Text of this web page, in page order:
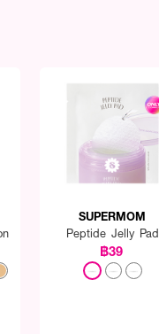
SUPERMOM
Peptide Jelly Pad
฿39